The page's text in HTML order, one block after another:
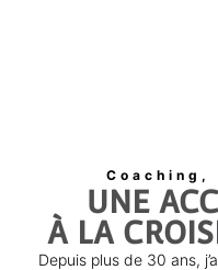
UNE
À LA
Depuis plus de 30 ans,